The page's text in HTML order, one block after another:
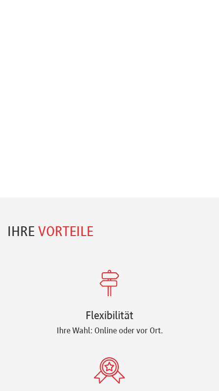
IHRE VORTEILE
Flexibilität
Ihre Wahl: Online oder vor Ort.